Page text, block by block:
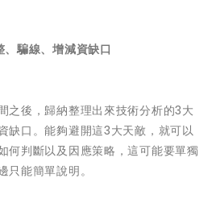
騙線、增減資缺口
之後，歸納整理出來技術分析的3大
缺口。能夠避開這3大天敵，就可以
何判斷以及因應策略，這可能要單獨
只能簡單說明。